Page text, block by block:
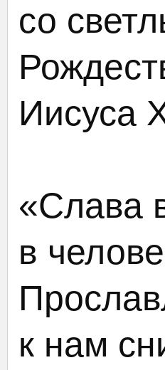
со
Иисуса
«Слава
в
к нам